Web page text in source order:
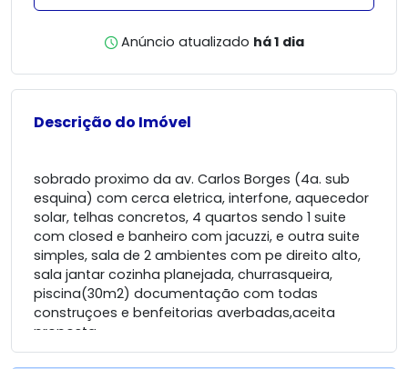
Anúncio atualizado há 1 dia
Descrição do Imóvel
sobrado proximo da av. Carlos Borges (4a. sub
esquina) com cerca eletrica, interfone, aquecedor
solar, telhas concretos, 4 quartos sendo 1 suite
com closed e banheiro com jacuzzi, e outra suite
simples, sala de 2 ambientes com pe direito alto,
sala jantar cozinha planejada, churrasqueira,
piscina(30m2) documentação com todas
construçoes e benfeitorias averbadas,aceita
proposta